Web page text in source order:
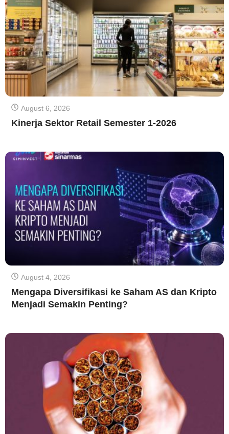
August 6, 2026
Kinerja Sektor Retail Semester 1-2026
August 4, 2026
Mengapa Diversifikasi ke Saham AS dan Kripto
Menjadi Semakin Penting?